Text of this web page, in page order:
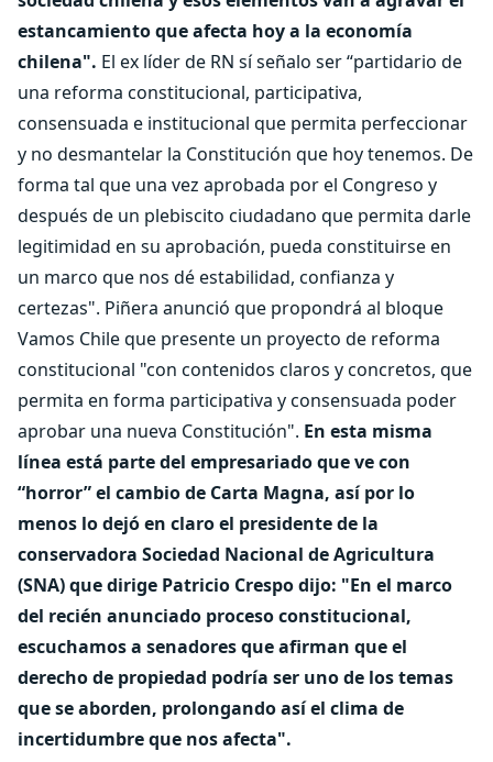
estancamiento que afecta hoy a la economía
chilena". El ex líder de RN sí señalo ser “partidario de
una reforma constitucional, participativa,
consensuada e institucional que permita perfeccionar
y no desmantelar la Constitución que hoy tenemos. De
forma tal que una vez aprobada por el Congreso y
después de un plebiscito ciudadano que permita darle
legitimidad en su aprobación, pueda constituirse en
un marco que nos dé estabilidad, confianza y
certezas". Piñera anunció que propondrá al bloque
Vamos Chile que presente un proyecto de reforma
constitucional "con contenidos claros y concretos, que
permita en forma participativa y consensuada poder
aprobar una nueva Constitución". En esta misma
línea está parte del empresariado que ve con
“horror” el cambio de Carta Magna, así por lo
menos lo dejó en claro el presidente de la
conservadora Sociedad Nacional de Agricultura
(SNA) que dirige Patricio Crespo dijo: "En el marco
del recién anunciado proceso constitucional,
escuchamos a senadores que afirman que el
derecho de propiedad podría ser uno de los temas
que se aborden, prolongando así el clima de
incertidumbre que nos afecta".